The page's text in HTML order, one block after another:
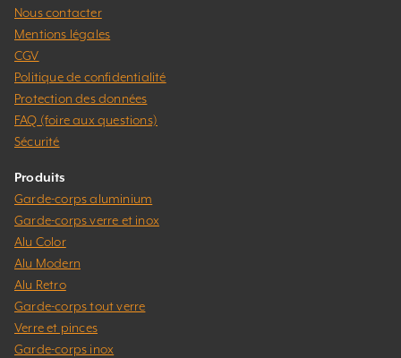
Nous contacter
Mentions légales
CGV
Politique de confidentialité
Protection des données
FAQ (foire aux questions)
Sécurité
Produits
Garde-corps aluminium
Garde-corps verre et inox
Alu Color
Alu Modern
Alu Retro
Garde-corps tout verre
Verre et pinces
Garde-corps inox